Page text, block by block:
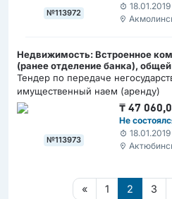
№113972
Недвижимость: Встроенное
(ранее отделение банка),
площадь земельного участка
г.Кандыагаш
Тендер по передаче
имущественный наем (аренду)
№113973
₸47
Не
« 1 2 3